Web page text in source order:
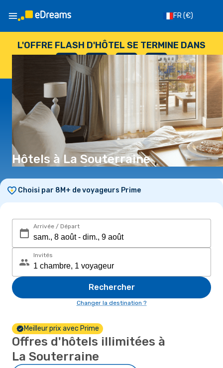
FR(€)
L'OFFRE FLASH D'HÔTEL SE TERMINE DANS
--
JOURS
: --
HEURES
: --
SECONDES
Hôtels à La Souterraine
Choisi par 8M+ de voyageurs Prime
Arrivée / Départ
Invités
Rechercher
Changer la destination ?
Meilleur prix avec Prime
Offres d'hôtels illimitées à
La Souterraine